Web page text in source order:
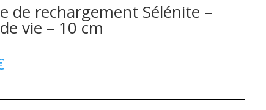
de rechargement Sélénite –
vie – 10 cm